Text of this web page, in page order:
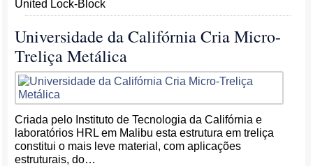
United Lock-Block
Universidade da Califórnia Cria Micro-
Treliça Metálica
Criada pelo Instituto de Tecnologia da Califórnia e
laboratórios HRL em Malibu esta estrutura em treliça
constitui o mais leve material, com aplicações
estruturais, do…